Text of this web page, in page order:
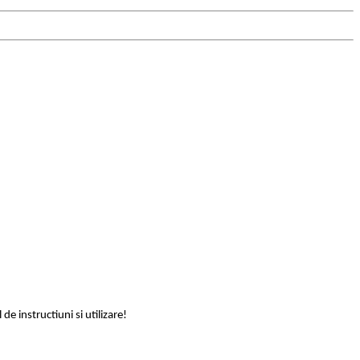
de instructiuni si utilizare!